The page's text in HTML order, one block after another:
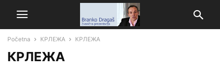
Početna КРЛЕЖА КРЛЕЖА
КРЛЕЖА